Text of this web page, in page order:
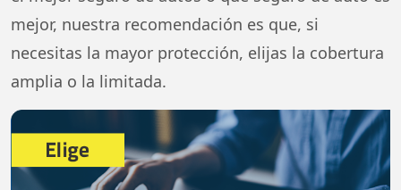
mejor, nuestra recomendación es que, si
necesitas la mayor protección, elijas la cobertura
amplia o la limitada.